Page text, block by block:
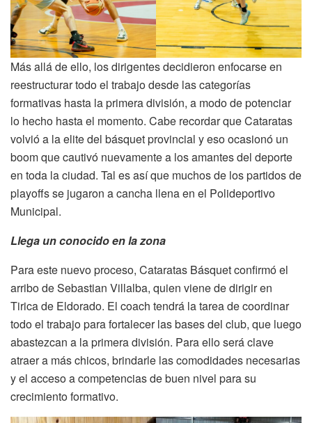
Más allá de ello, los dirigentes decidieron enfocarse en
reestructurar todo el trabajo desde las categorías
formativas hasta la primera división, a modo de potenciar
lo hecho hasta el momento. Cabe recordar que Cataratas
volvió a la elite del básquet provincial y eso ocasionó un
boom que cautivó nuevamente a los amantes del deporte
en toda la ciudad. Tal es así que muchos de los partidos de
playoffs se jugaron a cancha llena en el Polideportivo
Municipal.
Llega un conocido en la zona
Para este nuevo proceso, Cataratas Básquet confirmó el
arribo de Sebastian Villalba, quien viene de dirigir en
Tirica de Eldorado. El coach tendrá la tarea de coordinar
todo el trabajo para fortalecer las bases del club, que luego
abastezcan a la primera división. Para ello será clave
atraer a más chicos, brindarle las comodidades necesarias
y el acceso a competencias de buen nivel para su
crecimiento formativo.